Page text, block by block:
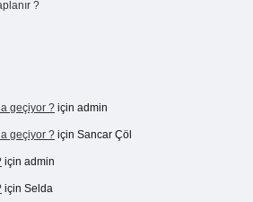
?
geçiyor ? için admin
geçiyor ? için Sancar Çöl
için admin
için Selda